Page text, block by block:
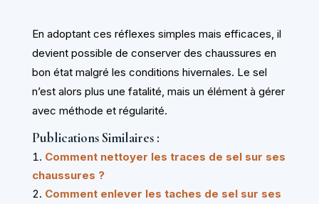
En adoptant ces réflexes simples mais efficaces, il
devient possible de conserver des chaussures en
bon état malgré les conditions hivernales. Le sel
n’est alors plus une fatalité, mais un élément à gérer
avec méthode et régularité.
Publications Similaires :
Comment nettoyer les traces de sel sur ses
chaussures ?
Comment enlever les taches de sel sur ses